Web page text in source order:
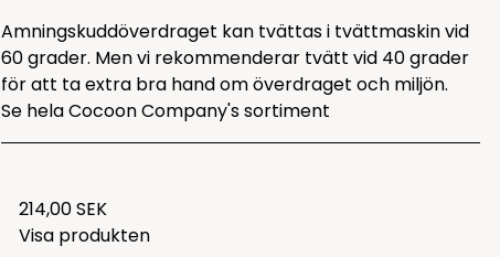
Amningskuddöverdraget kan tvättas i tvättmaskin vid
60 grader. Men vi rekommenderar tvätt vid 40 grader
för att ta extra bra hand om överdraget och miljön.
Se helaCocoon Company's sortiment
214,00 SEK
Visa produkten